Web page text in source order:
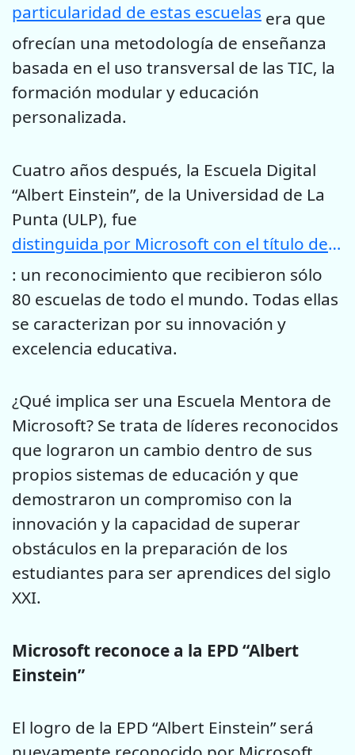
particularidad de estas escuelas era que
ofrecían una metodología de enseñanza
basada en el uso transversal de las TIC, la
formación modular y educación
personalizada.
Cuatro años después, la Escuela Digital
“Albert Einstein”, de la Universidad de La
Punta (ULP), fue
distinguida por Microsoft con el título de Escuela Mentora
: un reconocimiento que recibieron sólo
80 escuelas de todo el mundo. Todas ellas
se caracterizan por su innovación y
excelencia educativa.
¿Qué implica ser una Escuela Mentora de
Microsoft? Se trata de líderes reconocidos
que lograron un cambio dentro de sus
propios sistemas de educación y que
demostraron un compromiso con la
innovación y la capacidad de superar
obstáculos en la preparación de los
estudiantes para ser aprendices del siglo
XXI.
Microsoft reconoce a la EPD “Albert
Einstein”
El logro de la EPD “Albert Einstein” será